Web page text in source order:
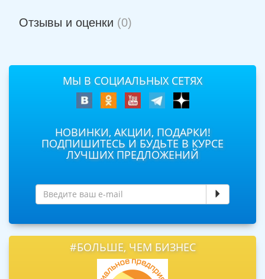
Отзывы и оценки (0)
МЫ В СОЦИАЛЬНЫХ СЕТЯХ
НОВИНКИ, АКЦИИ, ПОДАРКИ!
ПОДПИШИТЕСЬ И БУДЬТЕ В КУРСЕ
ЛУЧШИХ ПРЕДЛОЖЕНИЙ
#БОЛЬШЕ, ЧЕМ БИЗНЕС